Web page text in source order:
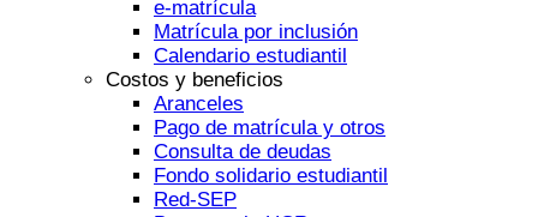
e-matrícula
Matrícula por inclusión
Calendario estudiantil
Costos y beneficios
Aranceles
Pago de matrícula y otros
Consulta de deudas
Fondo solidario estudiantil
Red-SEP